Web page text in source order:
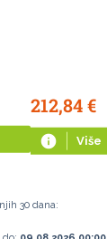
212,84€
info Više
30 dana: